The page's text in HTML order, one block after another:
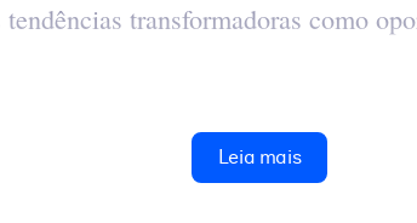
transformadoras como
Leia mais